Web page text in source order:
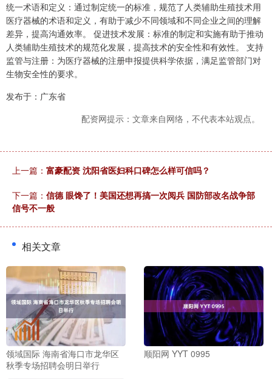
统一术语和定义：通过制定统一的标准，规范了人类辅助生殖技术用
医疗器械的术语和定义，有助于减少不同领域和不同企业之间的理解
差异，提高沟通效率。 促进技术发展：标准的制定和实施有助于推动
人类辅助生殖技术的规范化发展，提高技术的安全性和有效性。 支持
监管与注册：为医疗器械的注册申报提供科学依据，满足监管部门对
生物安全性的要求。
发布于：广东省
配资网提示：文章来自网络，不代表本站观点。
上一篇： 富豪配资 沈阳省医妇科口碑怎么样可信吗？
下一篇： 信德 眼馋了！美国还想再搞一次阅兵 国防部改名战争部
信号不一般
相关文章
领域国际 海南省海口市龙华区
秋季专场招聘会明日举行
顺阳网 YYT 0995